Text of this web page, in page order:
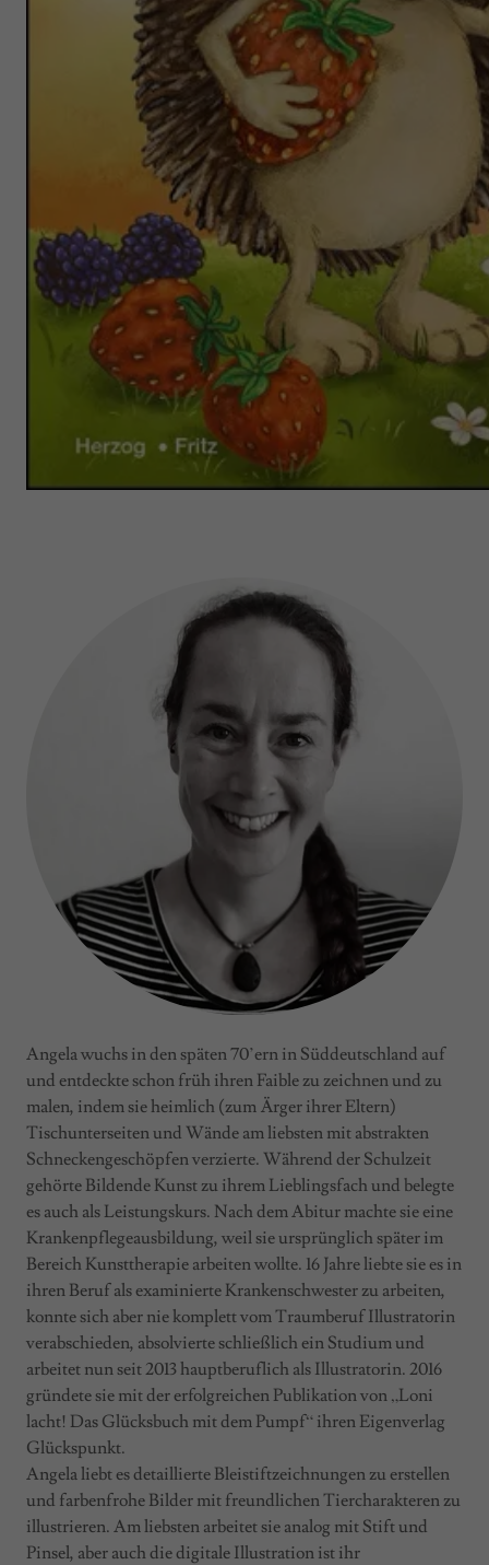
Angela wuchs in den späten 70’ern in Süddeutschland auf
und entdeckte schon früh ihren Faible zu zeichnen und zu
malen, indem sie heimlich (zum Ärger ihrer Eltern)
Tischunterseiten und Wände am liebsten mit abstrakten
Schneckengeschöpfen verzierte. Während der Schulzeit
gehörte Bildende Kunst zu ihrem Lieblingsfach und belegte
es auch als Leistungskurs. Nach dem Abitur machte sie eine
Krankenpflegeausbildung, weil sie ursprünglich später im
Bereich Kunsttherapie arbeiten wollte. 16 Jahre liebte sie es in
ihren Beruf als examinierte Krankenschwester zu arbeiten,
konnte sich aber nie komplett vom Traumberuf Illustratorin
verabschieden, absolvierte schließlich ein Studium und
arbeitet nun seit 2013 hauptberuflich als Illustratorin. 2016
gründete sie mit der erfolgreichen Publikation von „Loni
lacht! Das Glücksbuch mit dem Pumpf“ ihren Eigenverlag
Glückspunkt.
Angela liebt es detaillierte Bleistiftzeichnungen zu erstellen
und farbenfrohe Bilder mit freundlichen Tiercharakteren zu
illustrieren. Am liebsten arbeitet sie analog mit Stift und
Pinsel, aber auch die digitale Illustration ist ihr